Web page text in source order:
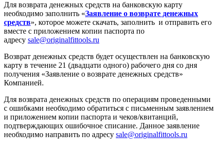
Для возврата денежных средств на банковскую карту
необходимо заполнить «Заявление о возврате денежных
средств», которое можете скачать, заполнить и отправить его
вместе с приложением копии паспорта по
адресу sale@originalfittools.ru
Возврат денежных средств будет осуществлен на банковскую
карту в течение 21 (двадцати одного) рабочего дня со дня
получения «Заявление о возврате денежных средств»
Компанией.
Для возврата денежных средств по операциям проведенными
с ошибками необходимо обратиться с письменным заявлением
и приложением копии паспорта и чеков/квитанций,
подтверждающих ошибочное списание. Данное заявление
необходимо направить по адресу sale@originalfittools.ru